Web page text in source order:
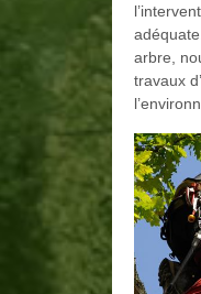
arbre,
travaux